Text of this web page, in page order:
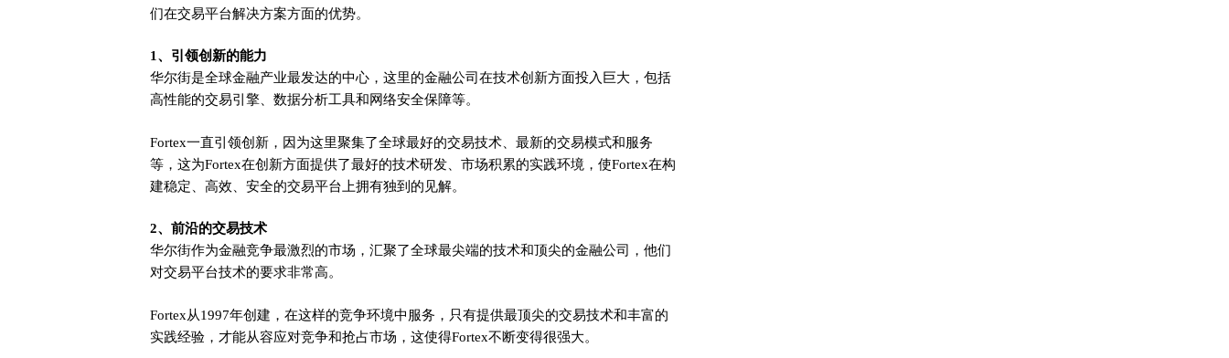
们在交易平台解决方案方面的优势。
1、引领创新的能力
华尔街是全球金融产业最发达的中心，这里的金融公司在技术创新方面投入巨大，包括
高性能的交易引擎、数据分析工具和网络安全保障等。
Fortex一直引领创新，因为这里聚集了全球最好的交易技术、最新的交易模式和服务
等，这为Fortex在创新方面提供了最好的技术研发、市场积累的实践环境，使Fortex在构
建稳定、高效、安全的交易平台上拥有独到的见解。
2、前沿的交易技术
华尔街作为金融竞争最激烈的市场，汇聚了全球最尖端的技术和顶尖的金融公司，他们
对交易平台技术的要求非常高。
Fortex从1997年创建，在这样的竞争环境中服务，只有提供最顶尖的交易技术和丰富的
实践经验，才能从容应对竞争和抢占市场，这使得Fortex不断变得很强大。